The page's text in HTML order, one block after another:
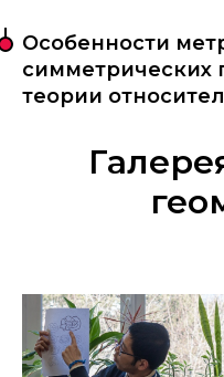
Особенности
симметрических
теории